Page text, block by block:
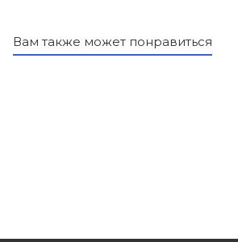
Вам также может понравиться